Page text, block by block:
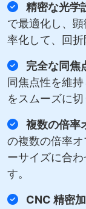
精密な光学
で最適化し、
率化して、回折
完全な同焦
同焦点性を維
をスムーズに切
複数の倍率
の複数の倍率
ーサイズに合
す。
CNC 精密加